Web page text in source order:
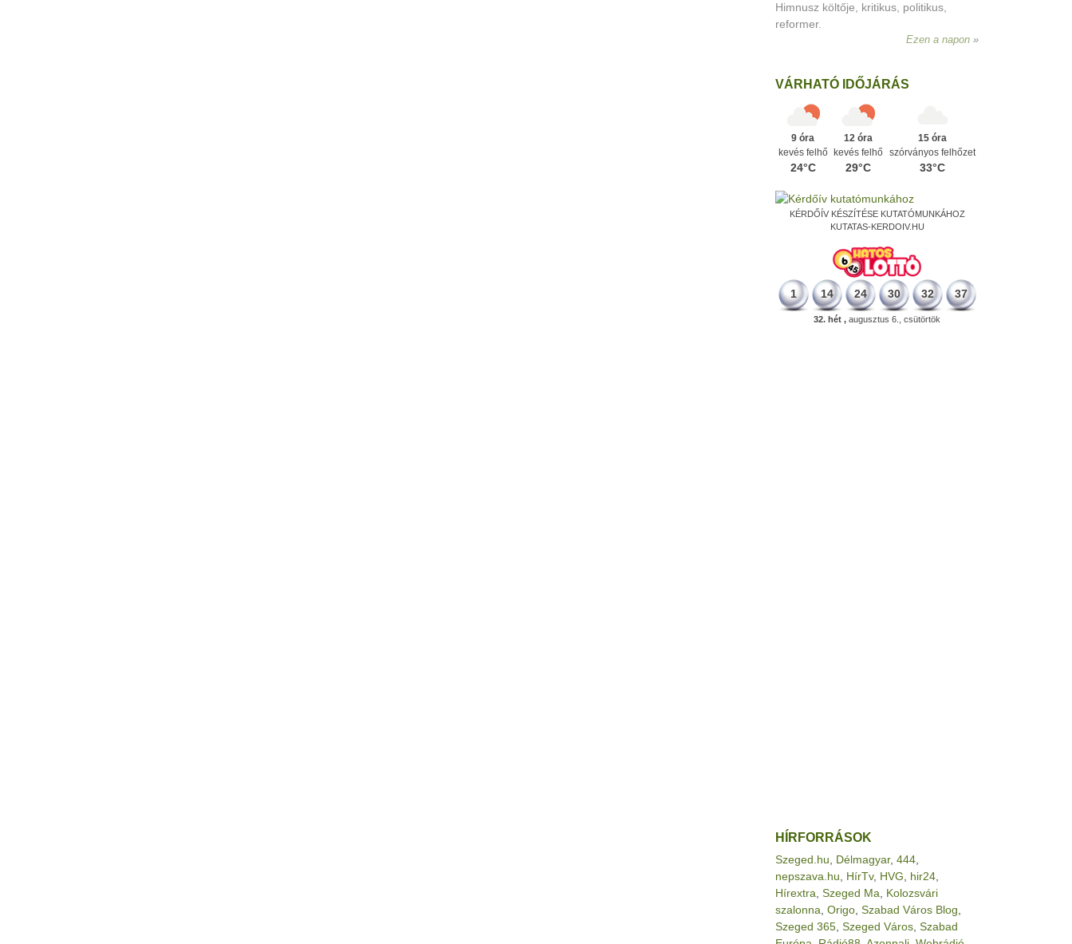
memoáríró, műfordító, a XVIII. századi
magyar prózairodalom legnagyobb
VÁRHATÓ IDŐJÁRÁS
9 óra
kevés felhő
24°C
12 óra
kevés felhő
29°C
15 óra
szórványos felhőzet
33°C
KÉRDŐÍV KÉSZÍTÉSE KUTATÓMUNKÁHOZ
KUTATAS-KERDOIV.HU
1 14 24 30 32 37
32. hét , augusztus 6., csütörtök
HÍRFORRÁSOK
Szeged.hu Délmagyar, 444
nepszava.hu
HírTv, HVG hir24
Hírextra Szeged Ma
Kolozsvári
szalonna Origo Szabad Város Blog
Szeged 365 Szeged Város Szabad